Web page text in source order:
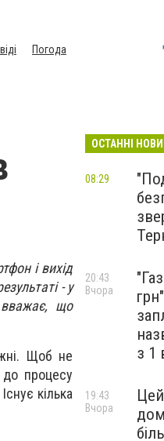
Погода
і вихід
- у
вважає, що
Щоб не
до процесу
кілька
ОСТАННІ
08:29
з 1
20:43
Вчора
19:43
Вчора